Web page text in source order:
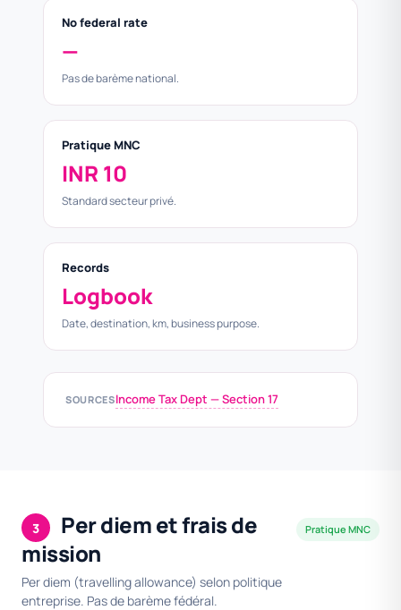
No federal rate
—
Pas de barème national.
Pratique MNC
INR 10
Standard secteur privé.
Records
Logbook
Date, destination, km, business purpose.
SOURCESIncome Tax Dept — Section 17
3
Per diem et frais de
mission
Per diem (travelling allowance) selon politique
entreprise. Pas de barème fédéral.
Pratique MNC